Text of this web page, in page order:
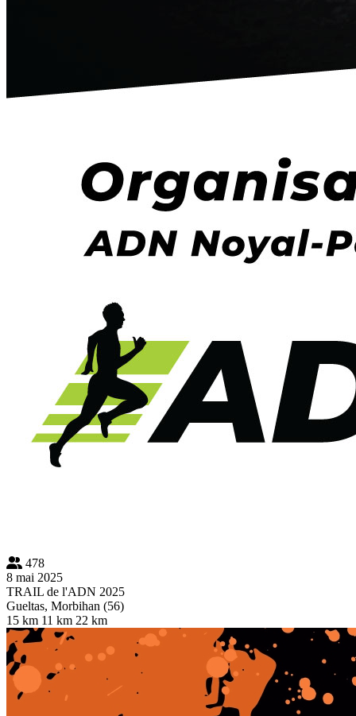
478
8 mai 2025
TRAIL de l'ADN 2025
Gueltas, Morbihan (56)
15 km 11 km 22 km